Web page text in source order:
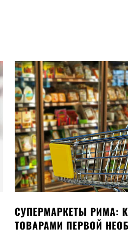
СУПЕРМАРКЕТЫ РИМА:
ТОВАРАМИ ПЕРВОЙ